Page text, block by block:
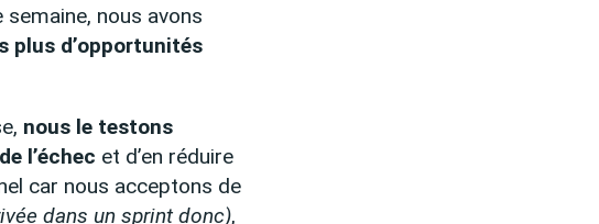
nous avons
d’opportunités
nous le testons
l’échec et d’en réduire
car nous acceptons de
dans un sprint donc),